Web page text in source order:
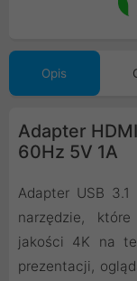
Opis
Adapter
60Hz 5V 1A
Adapter USB
narzędzie,
jakości 4K na
prezentacji,